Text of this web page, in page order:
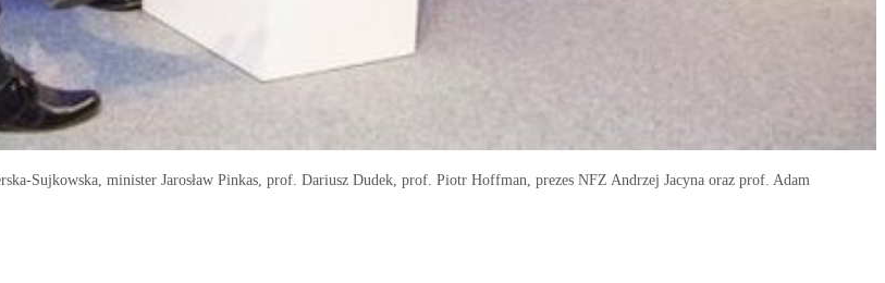
Sujkowska, minister Jarosław Pinkas, prof. Dariusz Dudek, prof. Piotr Hoffman, prezes NFZ Andrzej Jacyna oraz prof. Adam